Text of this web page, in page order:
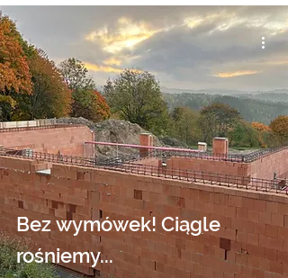
Bez wymówek! Ciągle
rośniemy...